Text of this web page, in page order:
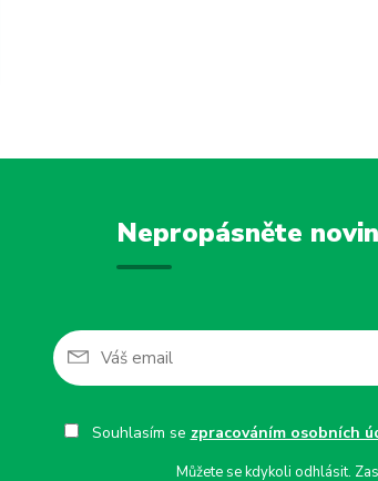
Nepropásněte
Souhlasím se zpracováním osobních
Můžete se kdykoli odhlásit.